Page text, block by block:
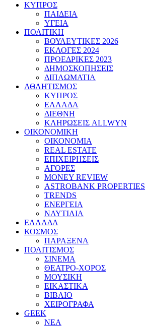
ΚΥΠΡΟΣ
ΠΑΙΔΕΙΑ
ΥΓΕΙΑ
ΠΟΛΙΤΙΚΗ
ΒΟΥΛΕΥΤΙΚΕΣ 2026
ΕΚΛΟΓΕΣ 2024
ΠΡΟΕΔΡΙΚΕΣ 2023
ΔΗΜΟΣΚΟΠΗΣΕΙΣ
ΔΙΠΛΩΜΑΤΙΑ
ΑΘΛΗΤΙΣΜΟΣ
ΚΥΠΡΟΣ
ΕΛΛΑΔΑ
ΔΙΕΘΝΗ
ΚΛΗΡΩΣΕΙΣ ALLWYN
ΟΙΚΟΝΟΜΙΚΗ
ΟΙΚΟΝΟΜΙΑ
REAL ESTATE
ΕΠΙΧΕΙΡΗΣΕΙΣ
ΑΓΟΡΕΣ
MONEY REVIEW
ASTROBANK PROPERTIES
TRENDS
ΕΝΕΡΓΕΙΑ
ΝΑΥΤΙΛΙΑ
ΕΛΛΑΔΑ
ΚΟΣΜΟΣ
ΠΑΡΑΞΕΝΑ
ΠΟΛΙΤΙΣΜΟΣ
ΣΙΝΕΜΑ
ΘΕΑΤΡΟ-ΧΟΡΟΣ
ΜΟΥΣΙΚΗ
ΕΙΚΑΣΤΙΚΑ
ΒΙΒΛΙΟ
ΧΕΙΡΟΓΡΑΦΑ
GEEK
ΝΕΑ